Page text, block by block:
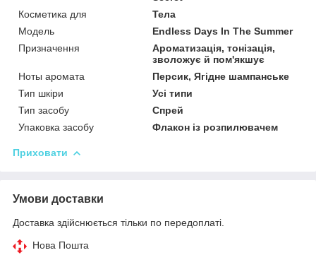
Косметика для
Тела
Мoдель
Endless Days In The Summer
Призначення
Ароматизація, тонізація,
зволожує й пом'якшує
Ноты аромата
Персик, Ягідне шампанське
Тип шкіри
Усі типи
Тип засобу
Спрей
Упаковка засобу
Флакон із розпилювачем
Приховати
Умови доставки
Доставка здійснюється тільки по передоплаті.
Нова Пошта